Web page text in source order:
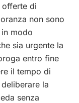
offerte di
non sono
modo
sia urgente la
entro fine
il tempo di
la
senza